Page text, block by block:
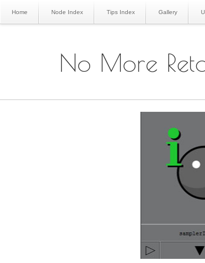
Home Node Index Tips Index Gallery
No More